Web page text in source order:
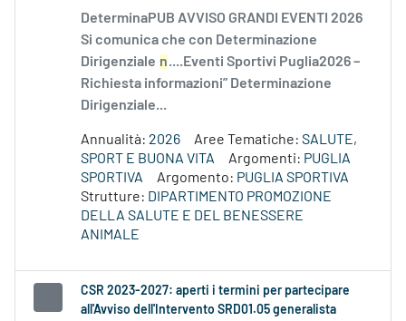
DeterminaPUB AVVISO GRANDI EVENTI 2026
Si comunica che con Determinazione
Dirigenziale n....Eventi Sportivi Puglia2026 –
Richiesta informazioni” Determinazione
Dirigenziale...
Annualità: 2026 Aree Tematiche: SALUTE,
SPORT E BUONA VITA
Argomenti: PUGLIA
SPORTIVA
Argomento: PUGLIA SPORTIVA
Strutture: DIPARTIMENTO PROMOZIONE
DELLA SALUTE E DEL BENESSERE
ANIMALE
CSR 2023-2027: aperti i termini per partecipare
all'Avviso dell'Intervento SRD01.05 generalista